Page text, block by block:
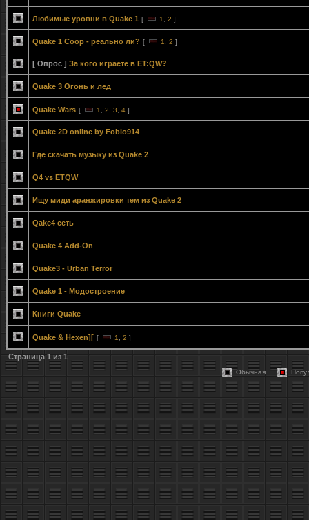
Любимые уровни в Quake 1 [ 1 2 ]
Quake 1 Coop - реально ли? [ 1 2 ]
[ Опрос ] За кого играете в ET:QW?
Quake 3 Огонь и лед
Quake Wars [ 1 2 3 4 ]
Quake 2D online by Fobio914
Где скачать музыку из Quake 2
Q4 vs ETQW
Ищу миди аранжировки тем из Quake 2
Qake4 сеть
Quake 4 Add-On
Quake3 - Urban Terror
Quake 1 - Модостроение
Книги Quake
Quake & Hexen][ [ 1 2 ]
Страница 1 из 1
Обычная